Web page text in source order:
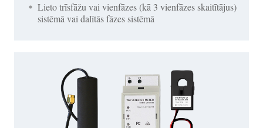
Lieto trīsfāžu vai vienfāzes (kā 3 vienfāzes skaitītājus)
sistēmā vai dalītās fāzes sistēmā